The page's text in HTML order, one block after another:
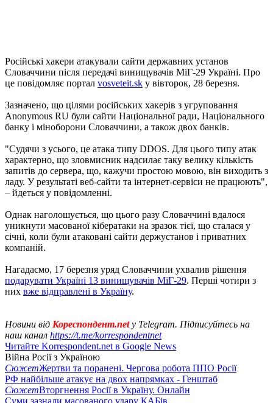
Російські хакери атакували сайти державних установ
Словаччини після передачі винищувачів МіГ-29 Україні. Про
це повідомляє портал vosveteit.sk у вівторок, 28 березня.
Зазначено, що цілями російських хакерів з угруповання
Anonymous RU були сайти Національної ради, Національного
банку і міноборони Словаччини, а також двох банків.
"Судячи з усього, це атака типу DDOS. Для цього типу атак
характерно, що зловмисник надсилає таку велику кількість
запитів до сервера, що, кажучи простою мовою, він виходить з
ладу. У результаті веб-сайти та інтернет-сервіси не працюють",
– йдеться у повідомленні.
Однак наголошується, що цього разу Словаччині вдалося
уникнути масованої кібератаки на зразок тієї, що сталася у
січні, коли були атаковані сайти держустанов і приватних
компаній.
Нагадаємо, 17 березня уряд Словаччини ухвалив рішення
подарувати Україні 13 винищувачів МіГ-29. Перші чотири з
них вже відправлені в Україну.
Новини від Кореспондент.netу Telegram. Підписуйтесь на
наш канал https://t.me/korrespondentnet
Читайте Korrespondent.net в Google News
Війна Росії з Україною
СюжетЖертви та поранені. Чергова робота ППО Росії
РФ найбільше атакує на двох напрямках - Генштаб
СюжетВторгнення Росії в Україну. Онлайн
Суми зазнали масованого удару КАБів